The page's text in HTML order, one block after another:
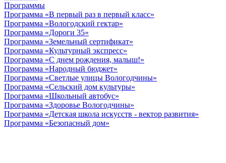
Программы
Программа «В первый раз в первый класс»
Программа «Вологодский гектар»
Программа «Дороги 35»
Программа «Земельный сертификат»
Программа «Культурный экспресс»
Программа «С днем рождения, малыш!»
Программа «Народный бюджет»
Программа «Светлые улицы Вологодчины»
Программа «Сельский дом культуры»
Программа «Школьный автобус»
Программа «Здоровье Вологодчины»
Программа «Детская школа искусств - вектор развития»
Программа «Безопасный дом»